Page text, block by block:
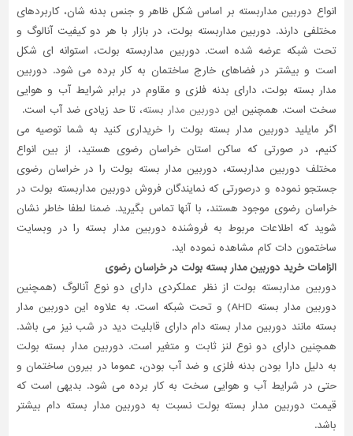
انواع دوربین مداربسته بر اساس شکل ظاهر و جنس بدنه شان، کاربردهای
مختلفی دارند. دوربین مداربسته بولت، در بازار با هر دو کیفیت آنالوگ و
تحت شبکه عرضه شده است. دوربین مداربسته بولت، استوانه ای شکل
است و بیشتر در فضاهای خارج ساختمان به کار برده می شود. دوربین
مدار بسته بولت، دارای بدنه فلزی و مقاوم در برابر شرایط آب و هوایی
سخت است. همچنین این دوربین مدار بسته، تا حد زیادی ضد آب است.
اگر مایلید دوربین مدار بسته بولت را خریداری کنید به شما توصیه می
کنیم، در صورتی که ساکن استان خراسان رضوی هستید، از بین انواع
مختلف دوربین مداربسته، دوربین مدار بسته بولت را در خراسان رضوی
جستجو نموده و درصورتی که نمایندگان فروش دوربین مداربسته بولت در
خراسان رضوی موجود هستند، با آنها تماس بگیرید. ضمنا لطفا خاطر نشان
شوید که اطلاعات مربوط به فروشنده دوربین مدار بسته را در وبسایت
ساختمون دات کام مشاهده نموده اید.
الزامات خرید دوربین مدار بسته بولت در خراسان رضوی
دوربین مداربسته بولت از نظر عملکردی دارای دو نوع آنالوگ (همچنین
دوربین مدار بسته AHD) و تحت شبکه است. به علاوه این دوربین مدار
بسته مانند دوربین مدار بسته دام دارای قابلیت دید در شب نیز می باشد.
همچنین دارای دو نوع لنز ثابت و متغیر است. دوربین مدار بسته بولت
به دلیل دارا بودن بدنه فلزی و ضد آب بودن، عموما در بیرون ساختمان و
حتی در شرایط آب و هوایی سخت به کار برده می شود. بدیهی است که
قیمت دوربین مدار بسته بولت نسبت به دوربین مدار بسته دام بیشتر
باشد.